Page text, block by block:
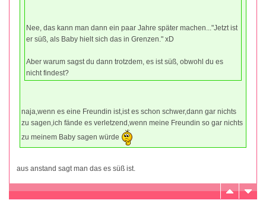
Nee, das kann man dann ein paar Jahre später machen..."Jetzt ist
er süß, als Baby hielt sich das in Grenzen." xD
Aber warum sagst du dann trotzdem, es ist süß, obwohl du es
nicht findest?
naja,wenn es eine Freundin ist,ist es schon schwer,dann gar nichts
zu sagen,ich fände es verletzend,wenn meine Freundin so gar nichts
zu meinem Baby sagen würde
aus anstand sagt man das es süß ist.